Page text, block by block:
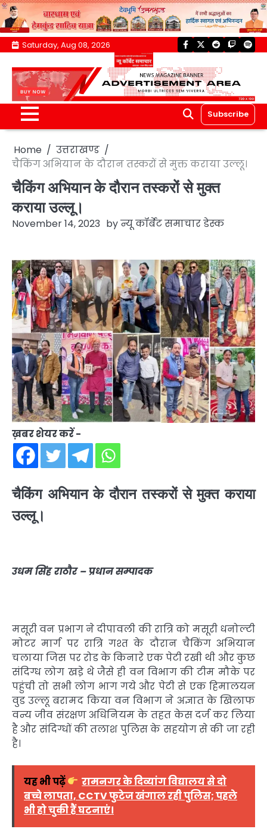
Skip
content
Saturday, Aug 08, 2026 facebook
twitterreddittwitch
Subscribe
Home
उत्तराखण्ड
चैकिंग अभियान के दौरान तस्करों से मुक्त कराया उल्लू।
चैकिंग अभियान के दौरान तस्करों से मुक्त
कराया उल्लू।
November 14, 2023 byन्यू कॉर्बेट समाचार डेस्क
ख़बर शेयर करें -
चैकिंग अभियान के दौरान तस्करों से मुक्त कराया
उल्लू।
उधम सिंह राठौर – प्रधान सम्पादक
मसूरी वन प्रभाग ने दीपावली की रात्रि को मसूरी धनोल्टी
मोटर मार्ग पर रात्रि गश्त के दौरान चैकिंग अभियान
चलाया जिस पर रोड के किनारे एक पेटी रखी थी और कुछ
संदिग्ध लोग खडे़ थे जैसे ही वन विभाग की टीम मौके पर
पहुंची तो सभी लोग भाग गये और पेटी से एक हिमालयन
वुड उल्लू बरामद किया वन विभाग ने अज्ञात के खिलाफ
वन्य जीव संरक्षण अधिनियम के तहत केस दर्ज कर लिया
है और संदिग्धों की तलाश पुलिस के सहयोग से की जा रही
है।
यह भी पढ़ें
रामनगर के दिव्यांग विद्यालय से दो
बच्चे लापता, CCTV फुटेज खंगाल रही पुलिस; पहले
भी हो चुकी हैं घटनाएं।